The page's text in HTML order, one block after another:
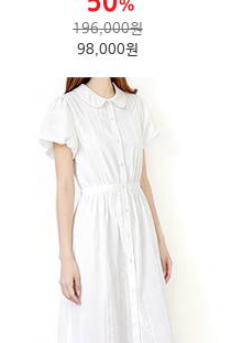
196,000원
98,000원